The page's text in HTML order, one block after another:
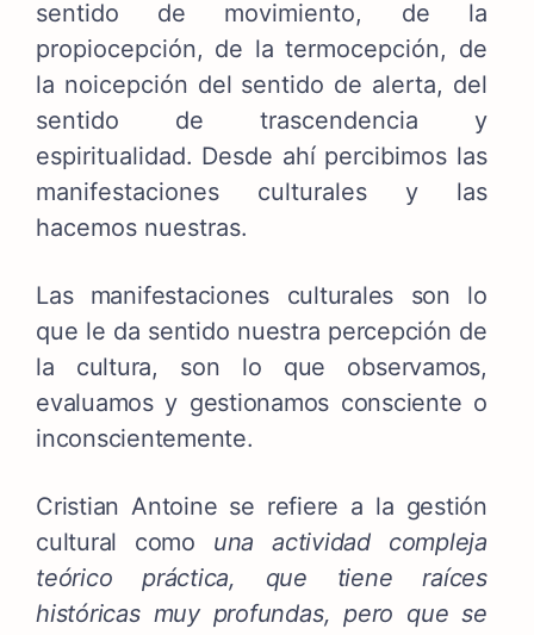
sentido de movimiento, de la
propiocepción, de la termocepción, de
la noicepción del sentido de alerta, del
sentido de trascendencia y
espiritualidad. Desde ahí percibimos las
manifestaciones culturales y las
hacemos nuestras.
Las manifestaciones culturales son lo
que le da sentido nuestra percepción de
la cultura, son lo que observamos,
evaluamos y gestionamos consciente o
inconscientemente.
Cristian Antoine se refiere a la gestión
cultural como una actividad compleja
teórico práctica, que tiene raíces
históricas muy profundas, pero que se